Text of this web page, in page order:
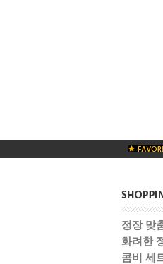
정장 맞
화려한
콤비 세